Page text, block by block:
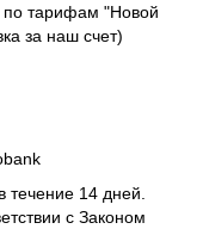
по тарифам "Новой
за наш счет)
течение 14 дней.
с Законом